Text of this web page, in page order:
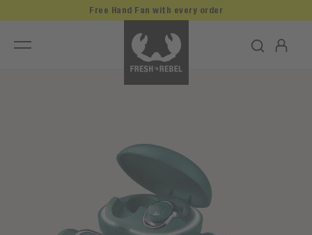
Free Hand Fan with every order